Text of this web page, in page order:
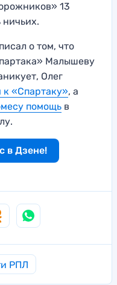
13
ничьих.
о том, что
Малышеву
Олег
к «Спартаку», а
помощь в
в Дзене!
РПЛ